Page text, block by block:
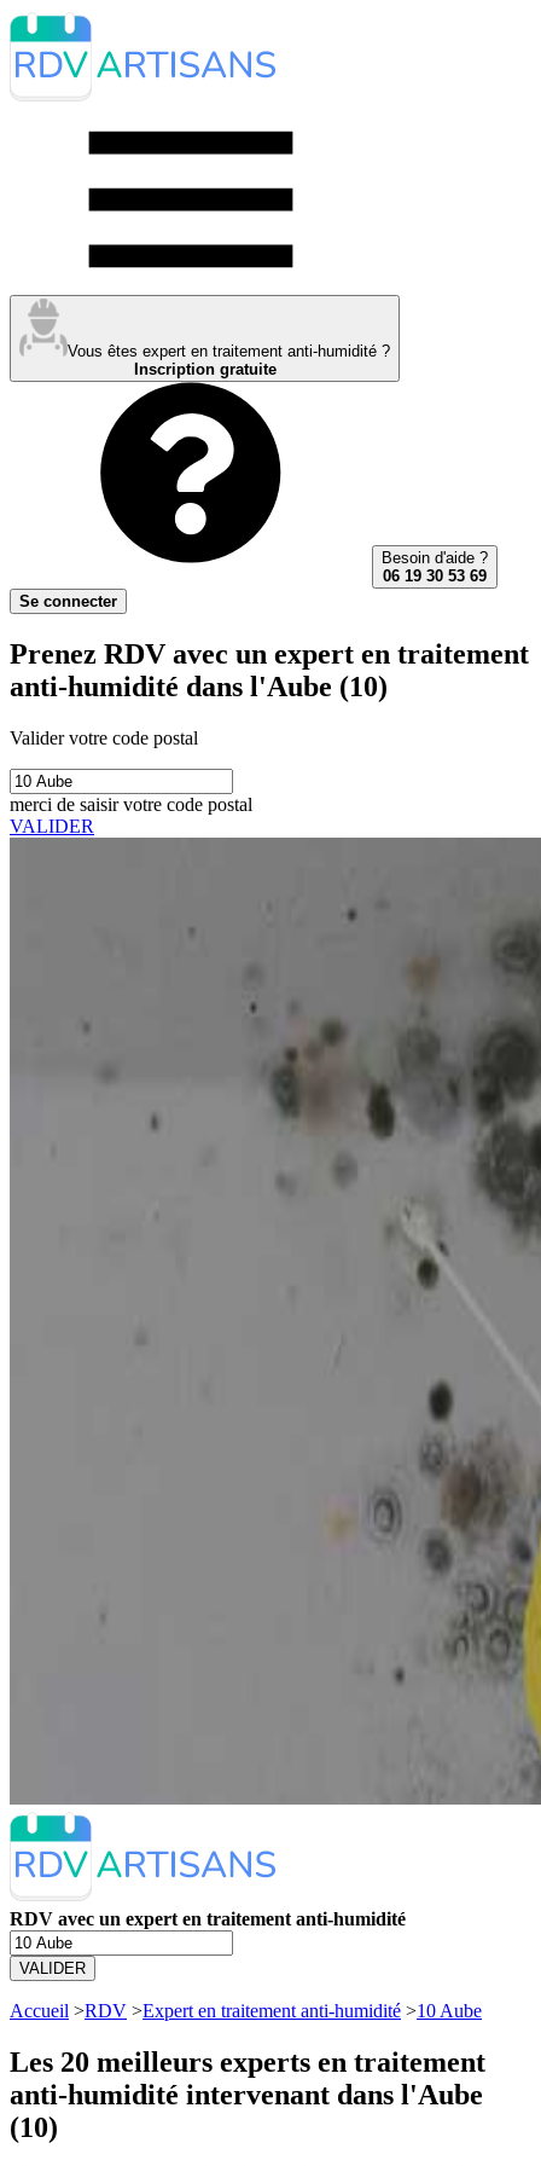
Vous êtes expert en traitement anti-humidité ?
Inscription gratuite
Besoin d'aide ?
06 19 30 53 69
Se connecter
Prenez RDV avec un expert en traitement
anti-humidité dans l'Aube (10)
Valider votre code postal
merci de saisir votre code postal
VALIDER
RDV avec un expert en traitement anti-humidité
VALIDER
Accueil >RDV >Expert en traitement anti-humidité >10 Aube
Les 20 meilleurs experts en traitement
anti-humidité intervenant dans l'Aube
(10)